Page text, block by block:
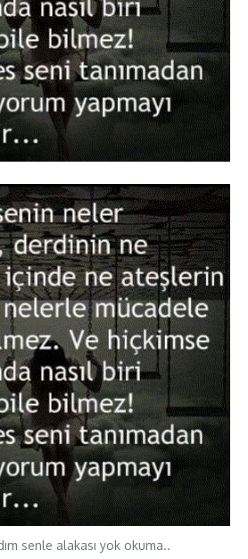
senle alakası yok okuma..